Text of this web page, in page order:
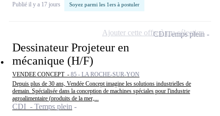
Publié il y a 17 jours Soyez parmi les 1ers à postuler
Dessinateur Projeteur en
mécanique (H/F)
VENDEE CONCEPT - 85 - LA ROCHE-SUR-YON
Depuis plus de 30 ans, Vendée Concept imagine les solutions industrielles de
demain. Spécialisée dans la conception de machines spéciales pour l'industrie
agroalimentaire (produits de la mer,...
CDI - Temps plein
CDITemps plein
Ajouter cette offre à ma sélection